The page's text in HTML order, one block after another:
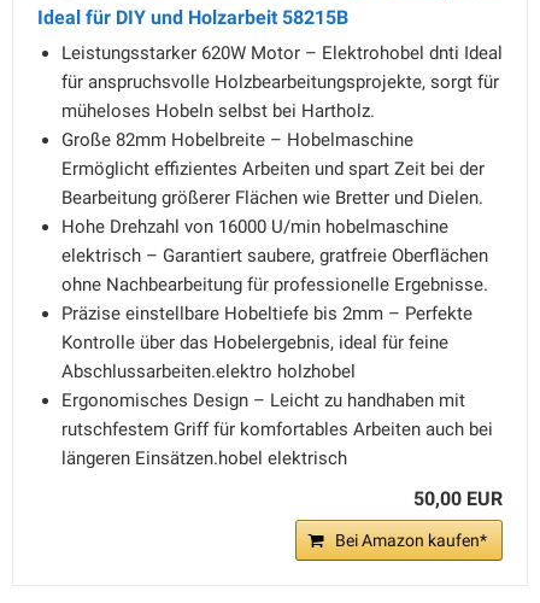
Ideal für DIY und Holzarbeit 58215B
Leistungsstarker 620W Motor – Elektrohobel dnti Ideal
für anspruchsvolle Holzbearbeitungsprojekte, sorgt für
müheloses Hobeln selbst bei Hartholz.
Große 82mm Hobelbreite – Hobelmaschine
Ermöglicht effizientes Arbeiten und spart Zeit bei der
Bearbeitung größerer Flächen wie Bretter und Dielen.
Hohe Drehzahl von 16000 U/min hobelmaschine
elektrisch – Garantiert saubere, gratfreie Oberflächen
ohne Nachbearbeitung für professionelle Ergebnisse.
Präzise einstellbare Hobeltiefe bis 2mm – Perfekte
Kontrolle über das Hobelergebnis, ideal für feine
Abschlussarbeiten.elektro holzhobel
Ergonomisches Design – Leicht zu handhaben mit
rutschfestem Griff für komfortables Arbeiten auch bei
längeren Einsätzen.hobel elektrisch
50,00 EUR
Bei Amazon kaufen*